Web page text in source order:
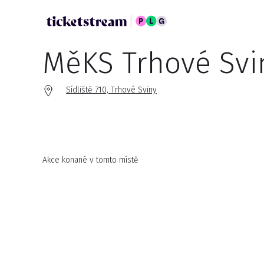
MěKS Trhové
Sídliště 710, Trhové Sviny
Akce konané v tomto místě